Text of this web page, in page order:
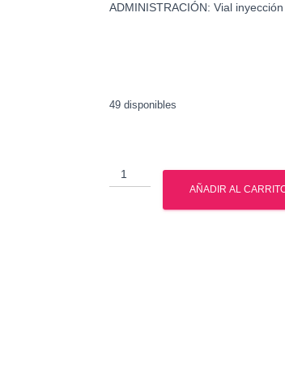
ADMINISTRACIÓN: Vial inyección
49 disponibles
Primobol
100
AÑADIR AL